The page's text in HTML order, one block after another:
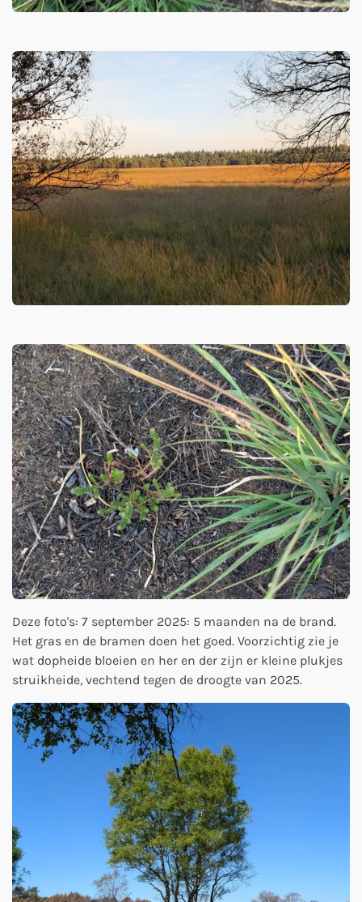
Deze foto's: 7 september 2025: 5 maanden na de brand.
Het gras en de bramen doen het goed. Voorzichtig zie je
wat dopheide bloeien en her en der zijn er kleine plukjes
struikheide, vechtend tegen de droogte van 2025.